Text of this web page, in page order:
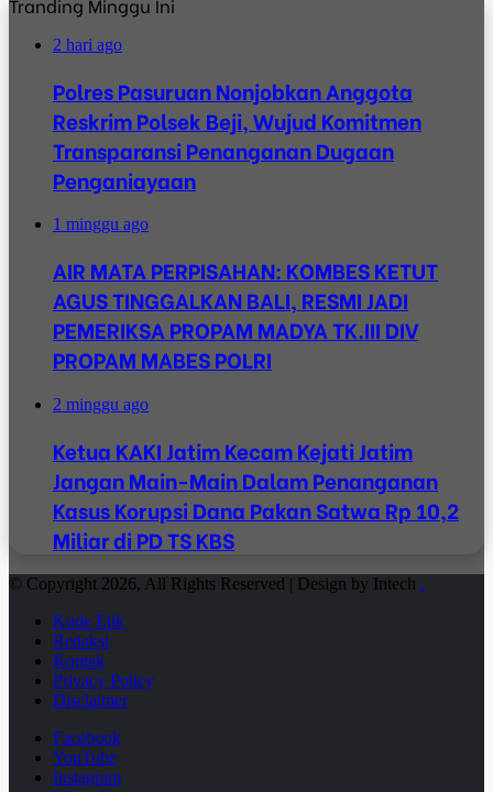
2 hari ago
Polres Pasuruan Nonjobkan Anggota
Reskrim Polsek Beji, Wujud Komitmen
Transparansi Penanganan Dugaan
Penganiayaan
1 minggu ago
AIR MATA PERPISAHAN: KOMBES KETUT
AGUS TINGGALKAN BALI, RESMI JADI
PEMERIKSA PROPAM MADYA TK.III DIV
PROPAM MABES POLRI
2 minggu ago
Ketua KAKI Jatim Kecam Kejati Jatim
Jangan Main-Main Dalam Penanganan
Kasus Korupsi Dana Pakan Satwa Rp 10,2
Miliar di PD TS KBS
© Copyright 2026, All Rights Reserved | Design by Intech .
Kode Etik
Redaksi
Kontak
Privacy Policy
Disclaimer
Facebook
YouTube
Instagram